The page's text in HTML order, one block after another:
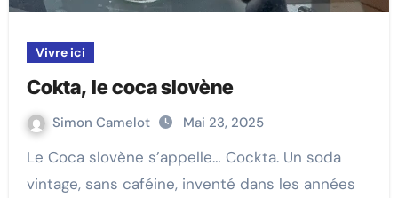
Vivre ici
Cokta, le coca slovène
Simon Camelot Mai 23, 2025
Le Coca slovène s’appelle… Cockta. Un soda
vintage, sans caféine, inventé dans les années